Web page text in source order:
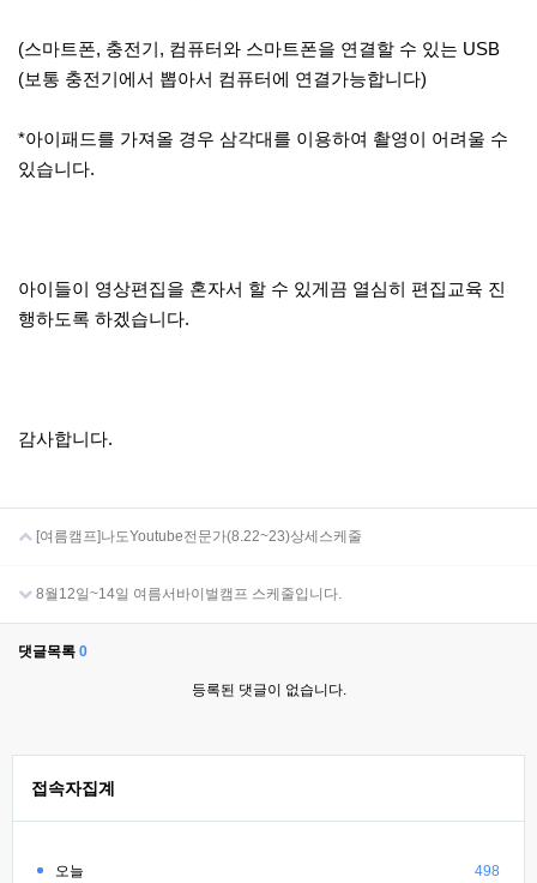
(스마트폰, 충전기, 컴퓨터와 스마트폰을 연결할 수 있는 USB
(보통 충전기에서 뽑아서 컴퓨터에 연결가능합니다)
*아이패드를 가져올 경우 삼각대를 이용하여 촬영이 어려울 수
있습니다.
아이들이 영상편집을 혼자서 할 수 있게끔 열심히 편집교육 진
행하도록 하겠습니다.
감사합니다.
[여름캠프]나도Youtube전문가(8.22~23)상세스케줄
8월12일~14일 여름서바이벌캠프 스케줄입니다.
댓글목록 0
등록된 댓글이 없습니다.
접속자집계
오늘 498